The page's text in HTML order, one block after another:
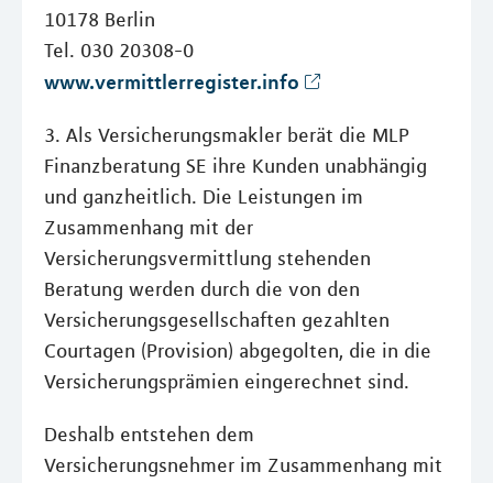
10178 Berlin
Tel. 030 20308-0
www.vermittlerregister.info
3. Als Versicherungsmakler berät die MLP
Finanzberatung SE ihre Kunden unabhängig
und ganzheitlich. Die Leistungen im
Zusammenhang mit der
Versicherungsvermittlung stehenden
Beratung werden durch die von den
Versicherungsgesellschaften gezahlten
Courtagen (Provision) abgegolten, die in die
Versicherungsprämien eingerechnet sind.
Deshalb entstehen dem
Versicherungsnehmer im Zusammenhang mit